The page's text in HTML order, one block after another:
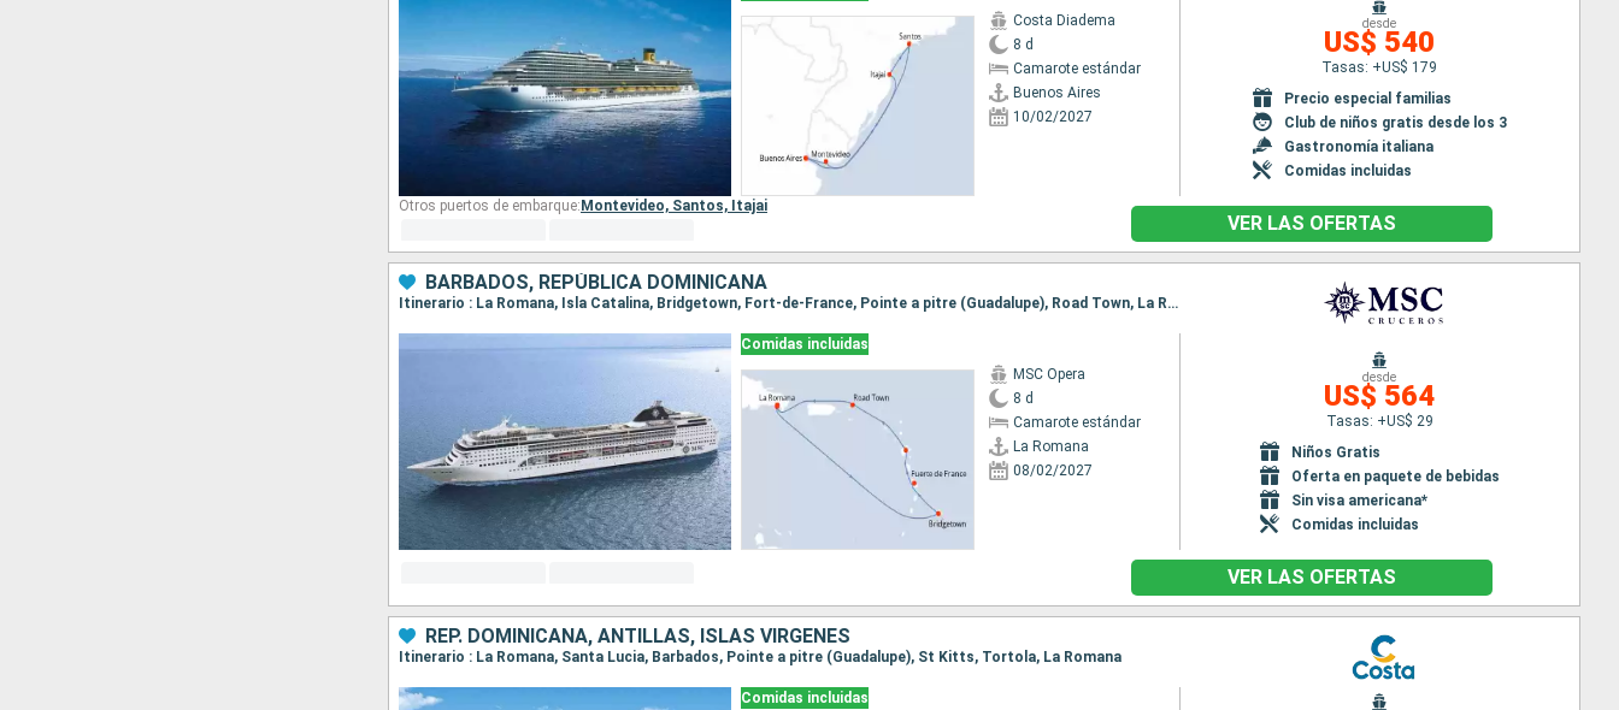
Costa Diadema
8 d
Camarote estándar
Buenos Aires
10/02/2027
desde
US$ 540
Tasas: +US$ 179
Precio especial familias
Club de niños gratis desde los 3
Gastronomía italiana
Comidas incluidas
Otros puertos de embarque: Montevideo, Santos, Itajai
VER LAS OFERTAS
BARBADOS, REPÚBLICA DOMINICANA
Itinerario : La Romana, Isla Catalina, Bridgetown, Fort-de-France, Pointe a pitre (Guadalupe), Road Town, La Romana
Comidas incluidas
MSC Opera
8 d
Camarote estándar
La Romana
08/02/2027
desde
US$ 564
Tasas: +US$ 29
Niños Gratis
Oferta en paquete de bebidas
Sin visa americana*
Comidas incluidas
VER LAS OFERTAS
REP. DOMINICANA, ANTILLAS, ISLAS VÍRGENES
Itinerario : La Romana, Santa Lucia, Barbados, Pointe a pitre (Guadalupe), St Kitts, Tortola, La Romana
Comidas incluidas